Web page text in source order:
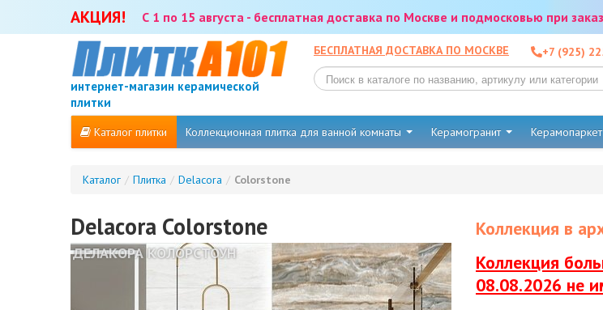
АКЦИЯ! С 1 по 15 августа - бесплатная доставка по Москве и подмосковью при
интернет-магазин керамической
плитки
БЕСПЛАТНАЯ ДОСТАВКА ПО МОСКВЕ +7 (925)
Каталог плитки Коллекционная плитка для ванной комнаты Керамогранит Керамопаркет
Каталог / Плитка / Delacora / Colorstone
Delacora Colorstone
ДЕЛАКОРА КОЛОРСТОУН
Коллекция в
Коллекция
08.08.2026 не